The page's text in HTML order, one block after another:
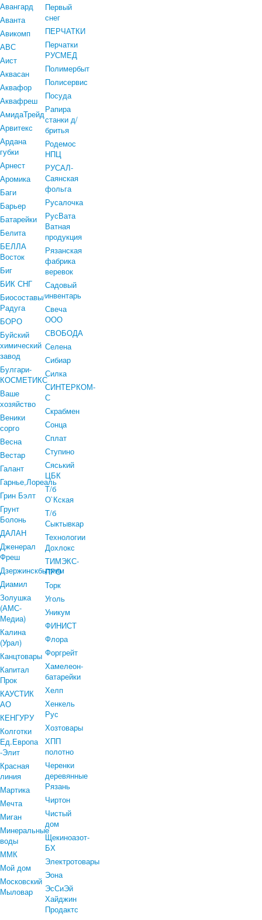
Авангард
Аванта
Авикомп
АВС
Аист
Аквасан
Аквафор
Аквафреш
АмидаТрейд
Арвитекс
Ардана
губки
Арнест
Аромика
Баги
Барьер
Батарейки
Белита
БЕЛЛА
Восток
Биг
БИК СНГ
Биосоставы/
Радуга
БОРО
Буйский
химический
завод
Булгари-
КОСМЕТИКС
Ваше
хозяйство
Веники
сорго
Весна
Вестар
Галант
Гарнье,Лореаль
Грин Бэлт
Грунт
Болонь
ДАЛАН
Дженерал
Фреш
Дзержинскбытхим
Диамил
Золушка
(АМС-
Медиа)
Калина
(Урал)
Канцтовары
Капитал
Прок
КАУСТИК
АО
КЕНГУРУ
Колготки
Ед.Европа
-Элит
Красная
линия
Мартика
Мечта
Миган
Минеральные
воды
ММК
Мой дом
Московский
Мыловар
Первый
снег
ПЕРЧАТКИ
Перчатки
РУСМЕД
Полимербыт
Полисервис
Посуда
Рапира
станки д/
бритья
Родемос
НПЦ
РУСАЛ-
Саянская
фольга
Русалочка
РусВата
Ватная
продукция
Рязанская
фабрика
веревок
Садовый
инвентарь
Свеча
ООО
СВОБОДА
Селена
Сибиар
Силка
СИНТЕРКОМ-
С
Скрабмен
Сонца
Сплат
Ступино
Сяський
ЦБК
Т/б
О`Кская
Т/б
Сыктывкар
Технологии
Дохлокс
ТИМЭКС-
ПРО
Торк
Уголь
Уникум
ФИНИСТ
Флора
Форгрейт
Хамелеон-
батарейки
Хелп
Хенкель
Рус
Хозтовары
ХПП
полотно
Черенки
деревянные
Рязань
Чиртон
Чистый
дом
Щекиноазот-
БХ
Электротовары
Эона
ЭсСиЭй
Хайджин
Продактс